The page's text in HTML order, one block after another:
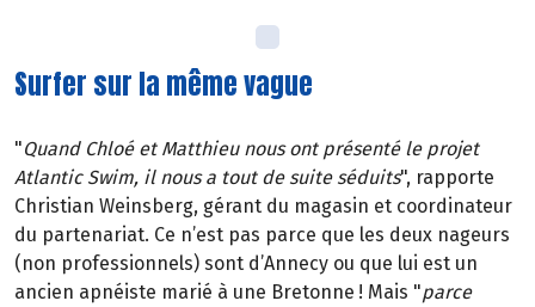
Surfer sur la même vague
"Quand Chloé et Matthieu nous ont présenté le projet
Atlantic Swim, il nous a tout de suite séduits", rapporte
Christian Weinsberg, gérant du magasin et coordinateur
du partenariat. Ce n’est pas parce que les deux nageurs
(non professionnels) sont d’Annecy ou que lui est un
ancien apnéiste marié à une Bretonne ! Mais "parce